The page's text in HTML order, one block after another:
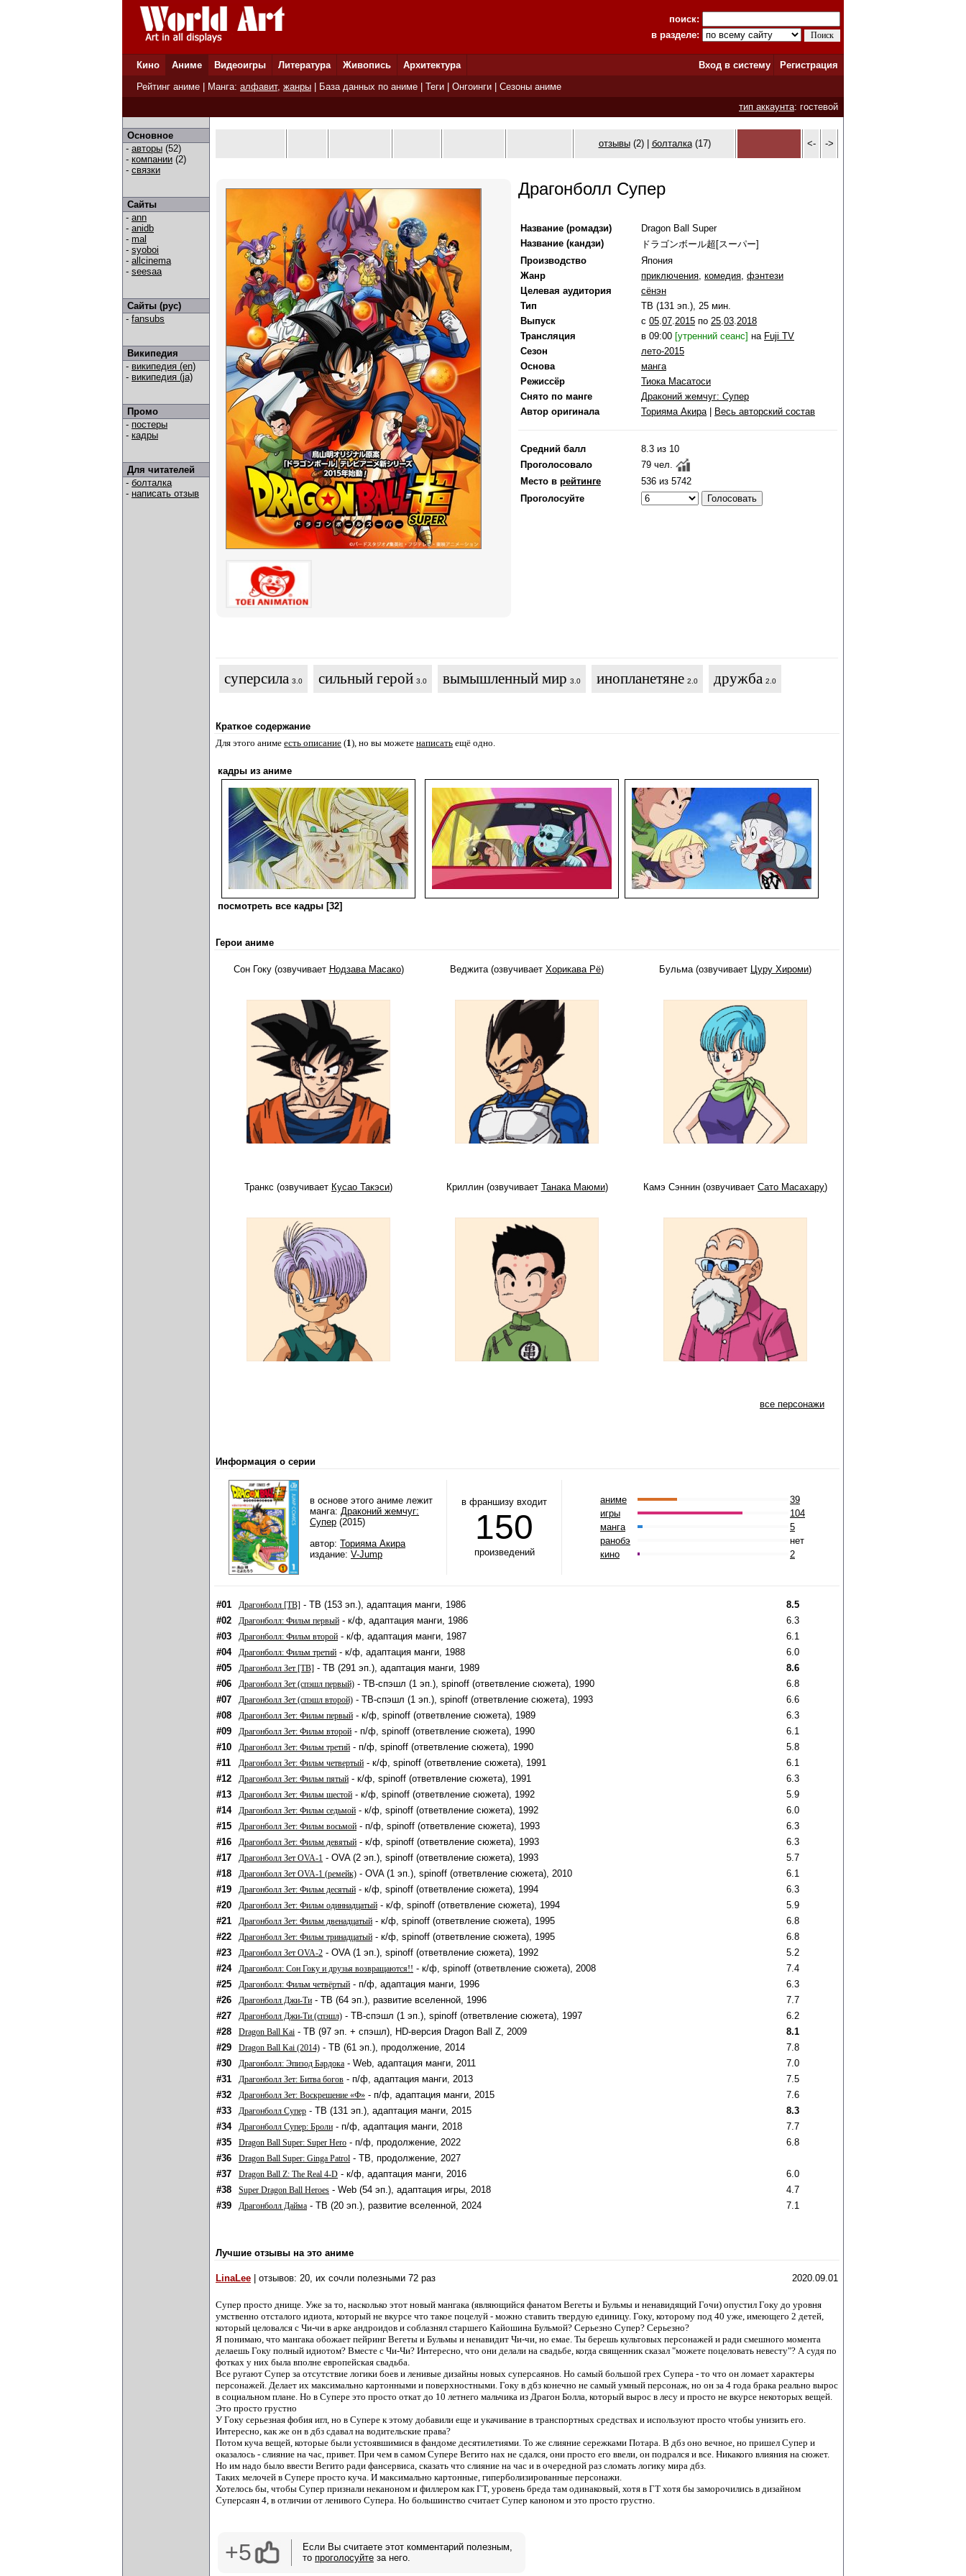
поиск:
в разделе:
Кино Аниме Видеоигры Литература Живопись Архитектура Вход в систему
Регистрация
Рейтинг аниме | Манга: алфавит, жанры База данных по аниме Теги Онгоинги
Сезоны аниме
тип аккаунта: гостевой
Основное
- авторы (52)
- компании (2)
- связки
Сайты
- ann
- anidb
- mal
- syoboi
- allcinema
- seesaa
Сайты (рус)
- fansubs
Википедия
- википедия (en)
- википедия (ja)
Промо
- постеры
- кадры
Для читателей
- болталка
- написать отзыв
отзывы(2) | болталка(17) <- ->
Драгонболл Супер
Название (ромадзи)
Dragon Ball Super
Название (кандзи)
ドラゴンボール超[スーパー]
Производство
Япония
Жанр
приключения, комедия, фэнтези
Целевая аудитория
сёнэн
Тип
ТВ (131 эп.), 25 мин.
Выпуск
c 05.07.2015 по 25.03.2018
Трансляция
в 09:00 [утренний сеанс] на Fuji TV
Сезон
лето-2015
Основа
манга
Режиссёр
Тиока Масатоси
Снято по манге
Драконий жемчуг: Супер
Автор оригинала
Торияма Акира| Весь авторский состав
Средний балл
8.3 из 10
Проголосовало
79 чел.
Место в рейтинге
536 из 5742
Проголосуйте
суперсила 3.0 сильный герой 3.0 вымышленный мир 3.0 инопланетяне 2.0 дружба 2.0
Краткое содержание
Для этого аниме есть описание (1), но вы можете написать ещё одно.
кадры из аниме
посмотреть все кадры [32]
Герои аниме
Сон Гоку (озвучивает Нодзава Масако) Веджита (озвучивает Хорикава Рё) Бульма (озвучивает Цуру Хироми)
Транкс (озвучивает Кусао Такэси) Криллин (озвучивает Танака Маюми) Камэ Сэннин (озвучивает Сато Масахару)
все персонажи
Информация о серии
в основе этого аниме лежит
манга: Драконий жемчуг:
Супер (2015)
автор: Торияма Акира
издание: V-Jump
в франшизу входит
150
произведений
аниме
39
игры
104
манга
5
ранобэ
нет
кино
2
#01 Драгонболл [ТВ] - ТВ (153 эп.), адаптация манги, 1986
8.5
#02
Драгонболл: Фильм первый - к/ф, адаптация манги, 1986
6.3
#03
Драгонболл: Фильм второй - к/ф, адаптация манги, 1987
6.1
#04
Драгонболл: Фильм третий - к/ф, адаптация манги, 1988
6.0
#05
Драгонболл Зет [ТВ] - ТВ (291 эп.), адаптация манги, 1989
8.6
#06
Драгонболл Зет (спэшл первый) - ТВ-спэшл (1 эп.), spinoff (ответвление сюжета), 1990
6.8
#07
Драгонболл Зет (спэшл второй) - ТВ-спэшл (1 эп.), spinoff (ответвление сюжета), 1993
6.6
#08
Драгонболл Зет: Фильм первый - к/ф, spinoff (ответвление сюжета), 1989
6.3
#09
Драгонболл Зет: Фильм второй - п/ф, spinoff (ответвление сюжета), 1990
6.1
#10
Драгонболл Зет: Фильм третий - п/ф, spinoff (ответвление сюжета), 1990
5.8
#11
Драгонболл Зет: Фильм четвертый - к/ф, spinoff (ответвление сюжета), 1991
6.1
#12
Драгонболл Зет: Фильм пятый - к/ф, spinoff (ответвление сюжета), 1991
6.3
#13
Драгонболл Зет: Фильм шестой - к/ф, spinoff (ответвление сюжета), 1992
5.9
#14
Драгонболл Зет: Фильм седьмой - к/ф, spinoff (ответвление сюжета), 1992
6.0
#15
Драгонболл Зет: Фильм восьмой - п/ф, spinoff (ответвление сюжета), 1993
6.3
#16
Драгонболл Зет: Фильм девятый - к/ф, spinoff (ответвление сюжета), 1993
6.3
#17
Драгонболл Зет OVA-1 - OVA (2 эп.), spinoff (ответвление сюжета), 1993
5.7
#18
Драгонболл Зет OVA-1 (ремейк) - OVA (1 эп.), spinoff (ответвление сюжета), 2010
6.1
#19
Драгонболл Зет: Фильм десятый - к/ф, spinoff (ответвление сюжета), 1994
6.3
#20
Драгонболл Зет: Фильм одиннадцатый - к/ф, spinoff (ответвление сюжета), 1994
5.9
#21
Драгонболл Зет: Фильм двенадцатый - к/ф, spinoff (ответвление сюжета), 1995
6.8
#22
Драгонболл Зет: Фильм тринадцатый - к/ф, spinoff (ответвление сюжета), 1995
6.8
#23
Драгонболл Зет OVA-2 - OVA (1 эп.), spinoff (ответвление сюжета), 1992
5.2
#24
Драгонболл: Сон Гоку и друзья возвращаются!! - к/ф, spinoff (ответвление сюжета), 2008
7.4
#25
Драгонболл: Фильм четвёртый - п/ф, адаптация манги, 1996
6.3
#26
Драгонболл Джи-Ти - ТВ (64 эп.), развитие вселенной, 1996
7.7
#27
Драгонболл Джи-Ти (спэшл) - ТВ-спэшл (1 эп.), spinoff (ответвление сюжета), 1997
6.2
#28
Dragon Ball Kai - ТВ (97 эп. + спэшл), HD-версия Dragon Ball Z, 2009
8.1
#29
Dragon Ball Kai (2014) - ТВ (61 эп.), продолжение, 2014
7.8
#30
Драгонболл: Эпизод Бардока - Web, адаптация манги, 2011
7.0
#31
Драгонболл Зет: Битва богов - п/ф, адаптация манги, 2013
7.5
#32
Драгонболл Зет: Воскрешение «Ф» - п/ф, адаптация манги, 2015
7.6
#33
Драгонболл Супер - ТВ (131 эп.), адаптация манги, 2015
8.3
#34
Драгонболл Супер: Броли - п/ф, адаптация манги, 2018
7.7
#35
Dragon Ball Super: Super Hero - п/ф, продолжение, 2022
6.8
#36
Dragon Ball Super: Ginga Patrol - ТВ, продолжение, 2027
#37
Dragon Ball Z: The Real 4-D - к/ф, адаптация манги, 2016
6.0
#38
Super Dragon Ball Heroes - Web (54 эп.), адаптация игры, 2018
4.7
#39
Драгонболл Дайма - ТВ (20 эп.), развитие вселенной, 2024 7.1
Лучшие отзывы на это аниме
LinaLee | отзывов: 20, их сочли полезными 72 раз 2020.09.01
Супер просто днище. Уже за то, насколько этот новый мангака (являющийся фанатом Вегеты и Бульмы и ненавидящий Гочи) опустил Гоку до уровня
умственно отсталого идиота, который не вкурсе что такое поцелуй - можно ставить твердую единицу. Гоку, которому под 40 уже, имеющего 2 детей,
который целовался с Чи-чи в арке андроидов и соблазнял старшего Кайошина Бульмой? Серьезно Супер? Серьезно?
Я понимаю, что мангака обожает пейринг Вегеты и Бульмы и ненавидит Чи-чи, но емае. Ты берешь культовых персонажей и ради смешного момента
делаешь Гоку полный идиотом? Вместе с Чи-Чи? Интересно, что они делали на свадьбе, когда священник сказал "можете поцеловать невесту"? А судя по
фотках у них была вполне европейская свадьба.
Все ругают Супер за отсутствие логики боев и ленивые дизайны новых суперсаянов. Но самый большой грех Супера - то что он ломает характеры
персонажей. Делает их максимально картонными и поверхностными. Гоку в дбз конечно не самый умный персонаж, но он за 4 года брака реально вырос
в социальном плане. Но в Супере это просто откат до 10 летнего мальчика из Драгон Болла, который вырос в лесу и просто не вкурсе некоторых вещей.
Это просто грустно
У Гоку серьезная фобия игл, но в Супере к этому добавили еще и укачивание в транспортных средствах и используют просто чтобы унизить его.
Интересно, как же он в дбз сдавал на водительские права?
Потом куча вещей, которые были устоявшимися в фандоме десятилетиями. То же слияние сережками Потара. В дбз оно вечное, но пришел Супер и
оказалось - слияние на час, привет. При чем в самом Супере Вегито нах не сдался, они просто его ввели, он подрался и все. Никакого влияния на сюжет.
Но им надо было ввести Вегито ради фансервиса, сказать что слияние на час и в очередной раз сломать логику мира дбз.
Таких мелочей в Супере просто куча. И максимально картонные, гиперболизированные персонажи.
Хотелось бы, чтобы Супер признали неканоном и филлером как ГТ, уровень бреда там одинаковый, хотя в ГТ хотя бы заморочились в дизайном
Суперсаян 4, в отличии от ленивого Супера. Но большинство считает Супер каноном и это просто грустно.
+5
Если Вы считаете этот комментарий полезным,
то проголосуйте за него.